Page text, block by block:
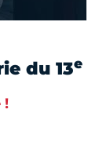
du 13e
!